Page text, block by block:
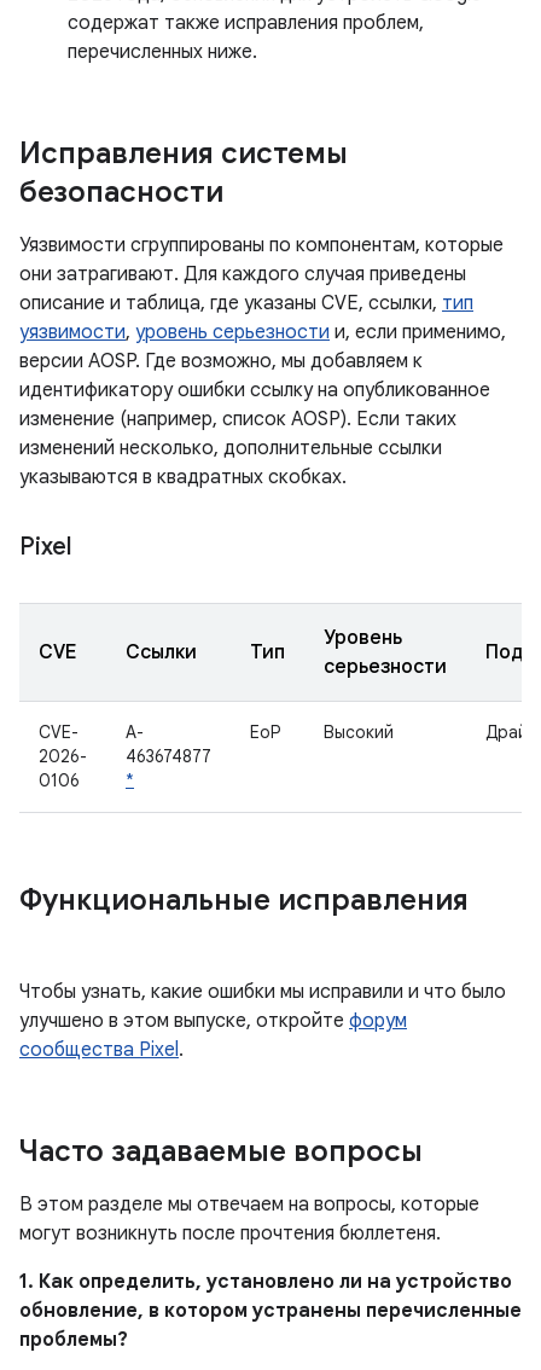
содержат также исправления проблем,
перечисленных ниже.
Исправления системы
безопасности
Уязвимости сгруппированы по компонентам, которые
они затрагивают. Для каждого случая приведены
описание и таблица, где указаны CVE, ссылки, тип
уязвимости, уровень серьезности и, если применимо,
версии AOSP. Где возможно, мы добавляем к
идентификатору ошибки ссылку на опубликованное
изменение (например, список AOSP). Если таких
изменений несколько, дополнительные ссылки
указываются в квадратных скобках.
Pixel
CVE Ссылки Тип
Уровень
серьезности
CVE-
2026-
0106
A-
463674877
*
EoP Высокий
Функциональные исправления
Чтобы узнать, какие ошибки мы исправили и что было
улучшено в этом выпуске, откройте форум
сообщества Pixel.
Часто задаваемые вопросы
В этом разделе мы отвечаем на вопросы, которые
могут возникнуть после прочтения бюллетеня.
1. Как определить, установлено ли на устройство
обновление, в котором устранены перечисленные
проблемы?